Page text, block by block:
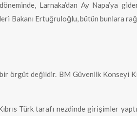
Larnaka’dan Ay Napa’ya
Bakanı Ertuğruloğlu, bütün bunlara
örgüt değildir. BM Güvenlik Konseyi
Türk tarafı nezdinde girişimler